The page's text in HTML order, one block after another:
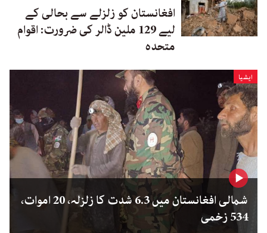
افغانستان کو زلزلے سے بحالی کے
لیے 129 ملین ڈالر کی ضرورت: اقوام
متحدہ
ایشیا
شمالی افغانستان میں 6.3 شدت کا زلزلہ، 20 اموات،
534 زخمی